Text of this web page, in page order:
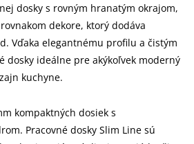
dosky s rovným hranatým okrajom,
dekore, ktorý dodáva
Vďaka elegantnému profilu a čistým
dosky ideálne pre akýkoľvek moderný
kuchyne.
kompaktných dosiek s
Pracovné dosky Slim Line sú